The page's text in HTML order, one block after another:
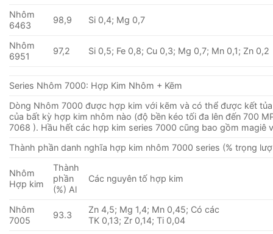
Nhôm
6463
98,9 Si 0,4; Mg 0,7
Nhôm
6951
97,2 Si 0,5; Fe 0,8; Cu 0,3; Mg 0,7; Mn 0,1; Zn 0,2
Series Nhôm 7000: Hợp Kim Nhôm + Kẽm
Dòng Nhôm 7000 được hợp kim với kẽm và có thể được kết
của bất kỳ hợp kim nhôm nào (độ bền kéo tối đa lên đến 700
7068 ). Hầu hết các hợp kim series 7000 cũng bao gồm magiê
Thành phần danh nghĩa hợp kim nhôm 7000 series (% trọng
Nhôm
Hợp kim
Thành
phần
(%) Al
Các nguyên tố hợp kim
Nhôm
7005
93.3
Zn 4,5; Mg 1,4; Mn 0,45; Có các
TK 0,13; Zr 0,14; Ti 0,04